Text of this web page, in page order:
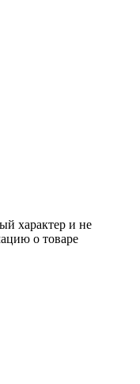
характер и не
о товаре